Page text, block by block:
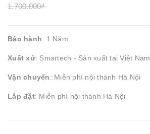
1.700.000₫
Bảo hành: 1 Năm
Xuất xứ: Smartech - Sản xuất tại Việt Nam
Vận chuyển: Miễn phí nội thành Hà Nội
Lắp đặt: Miễn phí nội thành Hà Nội